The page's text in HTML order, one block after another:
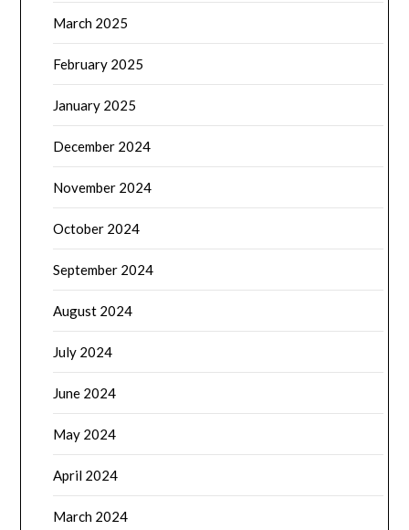
March 2025
February 2025
January 2025
December 2024
November 2024
October 2024
September 2024
August 2024
July 2024
June 2024
May 2024
April 2024
March 2024